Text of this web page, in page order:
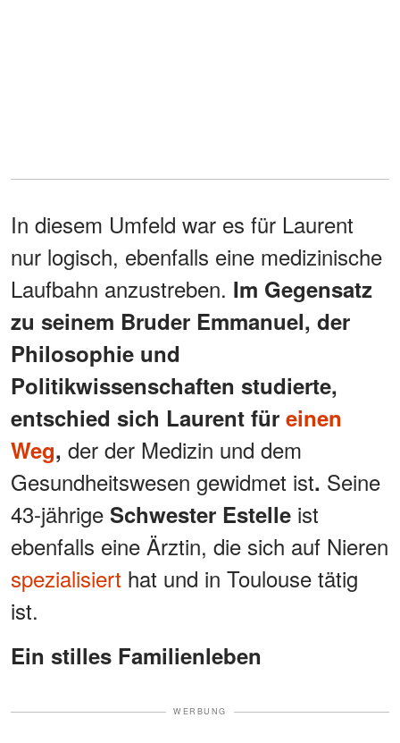
In diesem Umfeld war es für Laurent
nur logisch, ebenfalls eine medizinische
Laufbahn anzustreben. Im Gegensatz
zu seinem Bruder Emmanuel, der
Philosophie und
Politikwissenschaften studierte,
entschied sich Laurent für einen
Weg, der der Medizin und dem
Gesundheitswesen gewidmet ist. Seine
43-jährige Schwester Estelle ist
ebenfalls eine Ärztin, die sich auf Nieren
spezialisiert hat und in Toulouse tätig
ist.
Ein stilles Familienleben
WERBUNG